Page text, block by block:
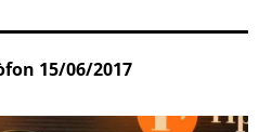
15/06/2017